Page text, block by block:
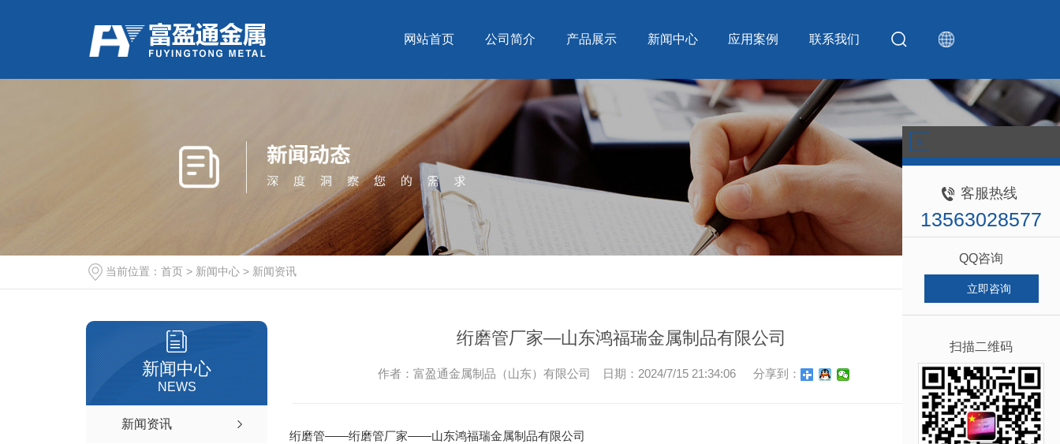
网站首页 公司简介 产品展示 新闻中心 应用案例 联系我们
当前位置： 首页> 新闻中心> 新闻资讯 返回
新闻中心
NEWS
新闻资讯
绗磨管厂家—山东鸿福瑞金属制品有限公司
作者：富盈通金属制品（山东）有限公司 日期：2024/7/15 21:34:06 分享到：
绗磨管——绗磨管厂家——山东鸿福瑞金属制品有限公司
x
客服热线
13563028577
QQ咨询
立即咨询
扫描二维码